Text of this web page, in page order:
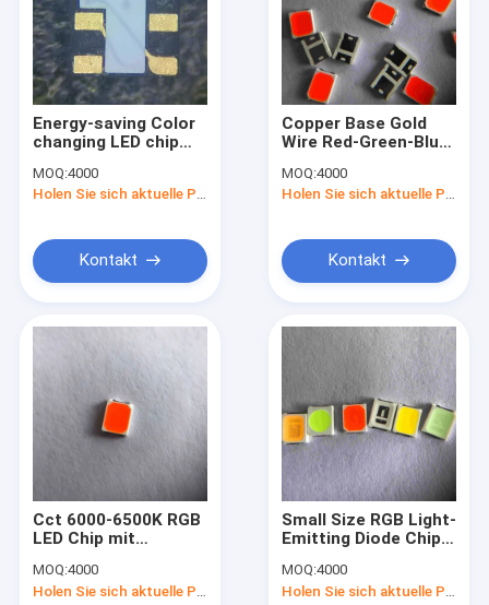
Energy-saving Color
changing LED chip
540nm Green and
50000-100000H
MOQ:4000
Holen Sie sich aktuelle Preis
Kontakt
Copper Base Gold
Wire Red-Green-Blue
2.8mm Package Size
for Customizable
MOQ:4000
Holen Sie sich aktuelle Preis
Kontakt
Cct 6000-6500K RGB
LED Chip mit
530nm Grün und
Farbwiedergabeindex
MOQ:4000
Small Size RGB Light-
Emitting Diode Chip
Package Type 3.2mm
X 2.8mm
MOQ:4000